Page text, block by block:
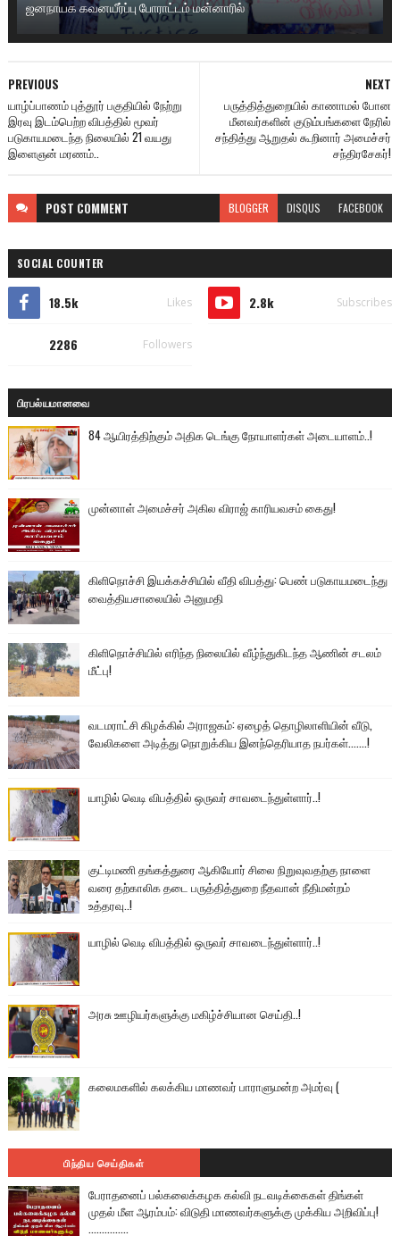
ஜனநாயக கவனயீர்ப்பு போராட்டம் மன்னாரில்
NEXT
பருத்தித்துறையில் காணாமல் போன
மீனவர்களின் குடும்பங்களை நேரில்
சந்தித்து ஆறுதல் கூறினார் அமைச்சர்
சந்திரசேகர்!
PREVIOUS
யாழ்ப்பாணம் புத்தூர் பகுதியில் நேற்று
இரவு இடம்பெற்ற விபத்தில் மூவர்
படுகாயமடைந்த நிலையில் 21 வயது
இளைஞன் மரணம்..
POST COMMENT BLOGGER DISQUS FACEBOOK
SOCIAL COUNTER
18.5k Likes 2.8k Subscribes
2286 Followers
பிரபல்யமானவை
84 ஆயிரத்திற்கும் அதிக டெங்கு நோயாளர்கள் அடையாளம்..!
முன்னாள் அமைச்சர் அகில விராஜ் காரியவசம் கைது!
கிளிநொச்சி இயக்கச்சியில் வீதி விபத்து: பெண் படுகாயமடைந்து
வைத்தியசாலையில் அனுமதி
கிளிநொச்சியில் எரிந்த நிலையில் வீழ்ந்துகிடந்த ஆணின் சடலம்
மீட்பு!
வடமராட்சி கிழக்கில் அராஜகம்: ஏழைத் தொழிலாளியின் வீடு,
வேலிகளை அடித்து நொறுக்கிய இனந்தெரியாத நபர்கள்.......!
யாழில் வெடி விபத்தில் ஒருவர் சாவடைந்துள்ளார்..!
குட்டிமணி தங்கத்துரை ஆகியோர் சிலை நிறுவுவதற்கு நாளை
வரை தற்காலிக தடை பருத்தித்துறை நீதவான் நீதிமன்றம்
உத்தரவு..!
யாழில் வெடி விபத்தில் ஒருவர் சாவடைந்துள்ளார்..!
அரசு ஊழியர்களுக்கு மகிழ்ச்சியான செய்தி..!
கலைமகளில் கலக்கிய மாணவர் பாராளுமன்ற அமர்வு (
பிந்திய செய்திகள்
பேராதனைப் பல்கலைக்கழக கல்வி நடவடிக்கைகள் திங்கள்
முதல் மீள ஆரம்பம்: விடுதி மாணவர்களுக்கு முக்கிய அறிவிப்பு!
...............